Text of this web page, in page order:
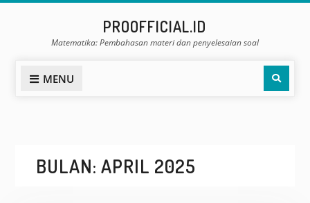
PROOFFICIAL.ID
Matematika: Pembahasan materi dan penyelesaian soal
MENU
BULAN: APRIL 2025